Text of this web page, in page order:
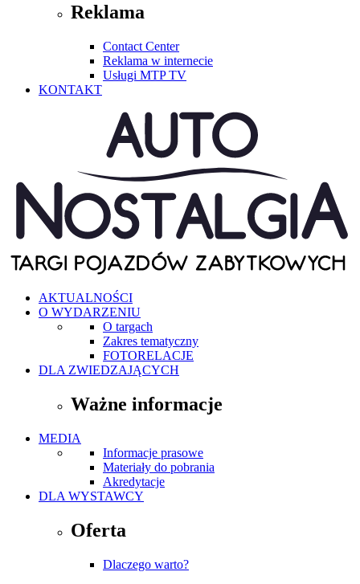
Reklama
Contact Center
Reklama w internecie
Usługi MTP TV
KONTAKT
AKTUALNOŚCI
O WYDARZENIU
O targach
Zakres tematyczny
FOTORELACJE
DLA ZWIEDZAJĄCYCH
Ważne informacje
MEDIA
Informacje prasowe
Materiały do pobrania
Akredytacje
DLA WYSTAWCY
Oferta
Dlaczego warto?